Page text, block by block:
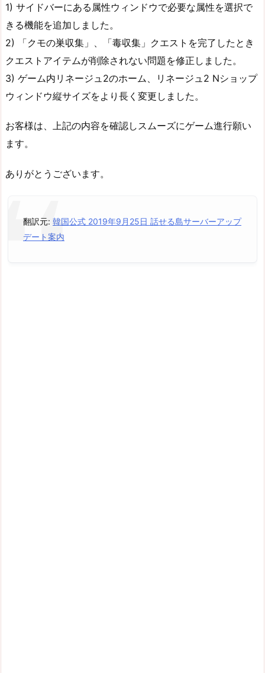
1) サイドバーにある属性ウィンドウで必要な属性を選択で
きる機能を追加しました。
2) 「クモの巣収集」、「毒収集」クエストを完了したとき
クエストアイテムが削除されない問題を修正しました。
3) ゲーム内リネージュ2のホーム、リネージュ2 Nショップ
ウィンドウ縦サイズをより長く変更しました。
お客様は、上記の内容を確認しスムーズにゲーム進行願い
ます。
ありがとうございます。
翻訳元: 韓国公式 2019年9月25日 話せる島サーバーアップ
デート案内